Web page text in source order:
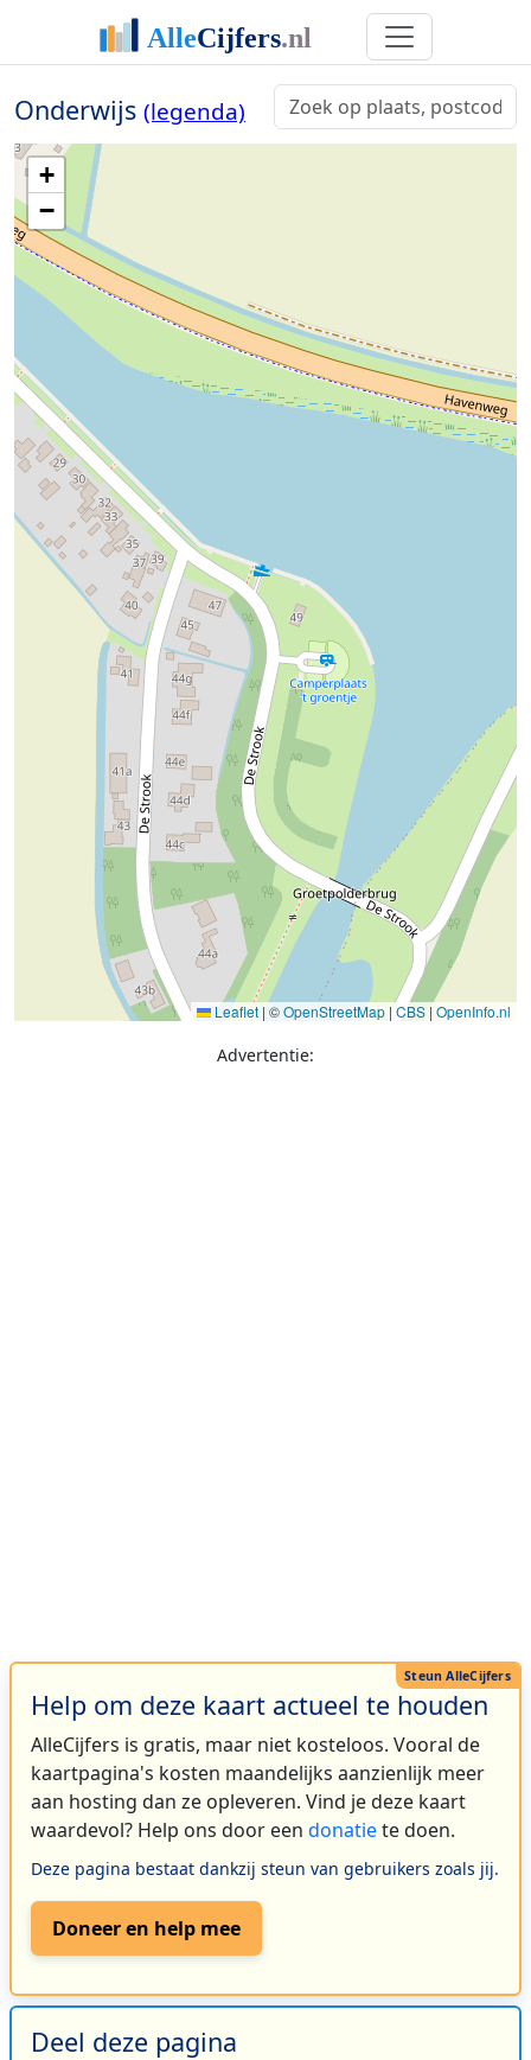
Onderwijs (legenda)
+
−
Leaflet | ©OpenStreetMap | CBS | OpenInfo.nl
Advertentie:
Help om deze kaart actueel te houden
AlleCijfers is gratis, maar niet kosteloos. Vooral de
kaartpagina's kosten maandelijks aanzienlijk meer
aan hosting dan ze opleveren. Vind je deze kaart
waardevol? Help ons door een donatiete doen.
Deze pagina bestaat dankzij steun van gebruikers zoals jij.
Doneer en help mee
Deel deze pagina